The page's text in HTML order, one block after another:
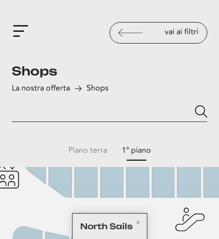
vai ai filtri
Shops
La nostra offerta Shops
North Sails
Piano terra 1° piano